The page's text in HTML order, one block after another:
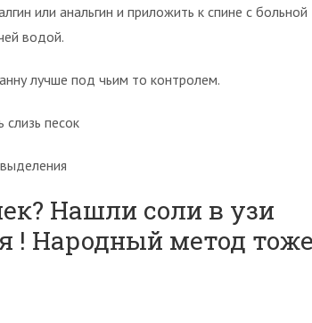
или анальгин и приложить к спине с больной
водой.
лучше под чьим то контролем.
слизь песок
Нашли соли в узи
! Народный метод тоже